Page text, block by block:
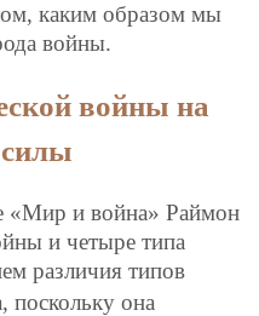
каким образом мы
войны.
войны на
«Мир и война» Раймон
и четыре типа
различия типов
поскольку она